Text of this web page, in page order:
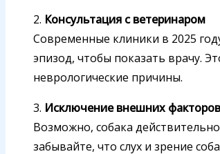
2. Консультация с ветеринаром
Современные клиники в 2025
эпизод, чтобы показать врачу.
неврологические причины.
3. Исключение внешних факторов
Возможно, собака
забывайте, что слух и зрение